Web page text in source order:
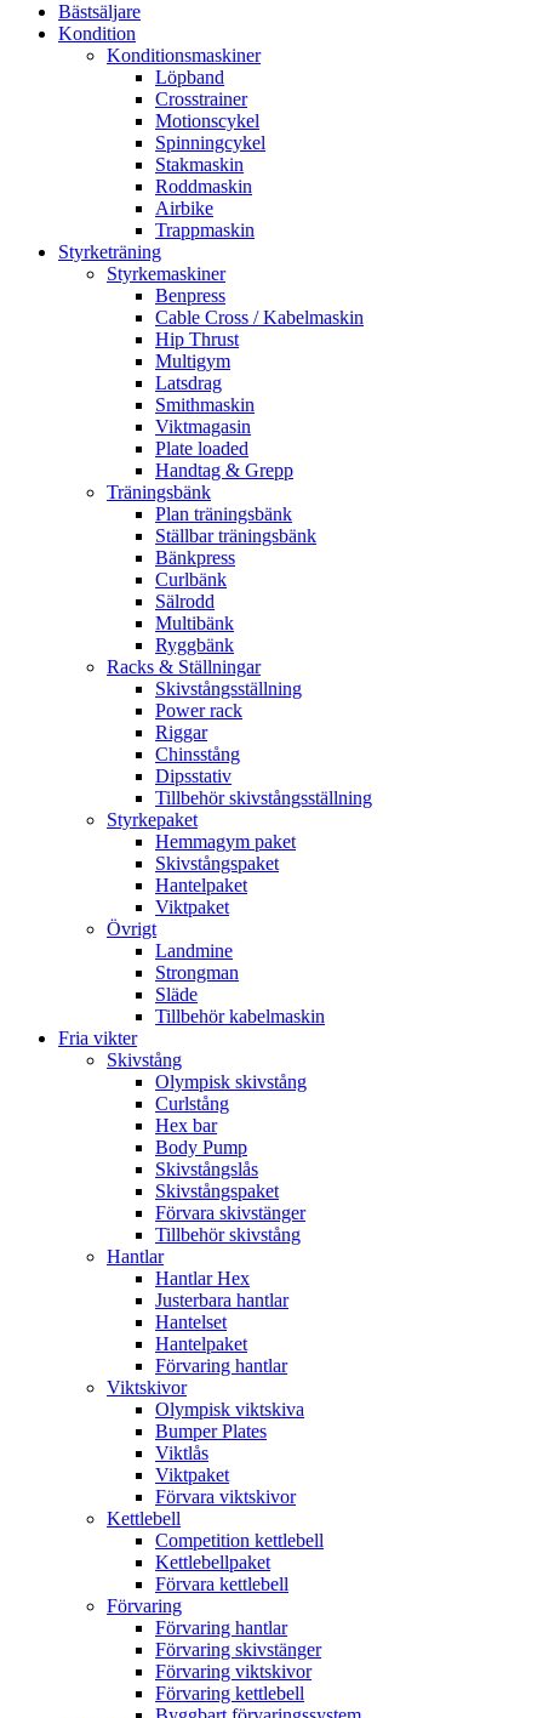
Bästsäljare
Kondition
Konditionsmaskiner
Löpband
Crosstrainer
Motionscykel
Spinningcykel
Stakmaskin
Roddmaskin
Airbike
Trappmaskin
Styrketräning
Styrkemaskiner
Benpress
Cable Cross / Kabelmaskin
Hip Thrust
Multigym
Latsdrag
Smithmaskin
Viktmagasin
Plate loaded
Handtag & Grepp
Träningsbänk
Plan träningsbänk
Ställbar träningsbänk
Bänkpress
Curlbänk
Sälrodd
Multibänk
Ryggbänk
Racks & Ställningar
Skivstångsställning
Power rack
Riggar
Chinsstång
Dipsstativ
Tillbehör skivstångsställning
Styrkepaket
Hemmagym paket
Skivstångspaket
Hantelpaket
Viktpaket
Övrigt
Landmine
Strongman
Släde
Tillbehör kabelmaskin
Fria vikter
Skivstång
Olympisk skivstång
Curlstång
Hex bar
Body Pump
Skivstångslås
Skivstångspaket
Förvara skivstänger
Tillbehör skivstång
Hantlar
Hantlar Hex
Justerbara hantlar
Hantelset
Hantelpaket
Förvaring hantlar
Viktskivor
Olympisk viktskiva
Bumper Plates
Viktlås
Viktpaket
Förvara viktskivor
Kettlebell
Competition kettlebell
Kettlebellpaket
Förvara kettlebell
Förvaring
Förvaring hantlar
Förvaring skivstänger
Förvaring viktskivor
Förvaring kettlebell